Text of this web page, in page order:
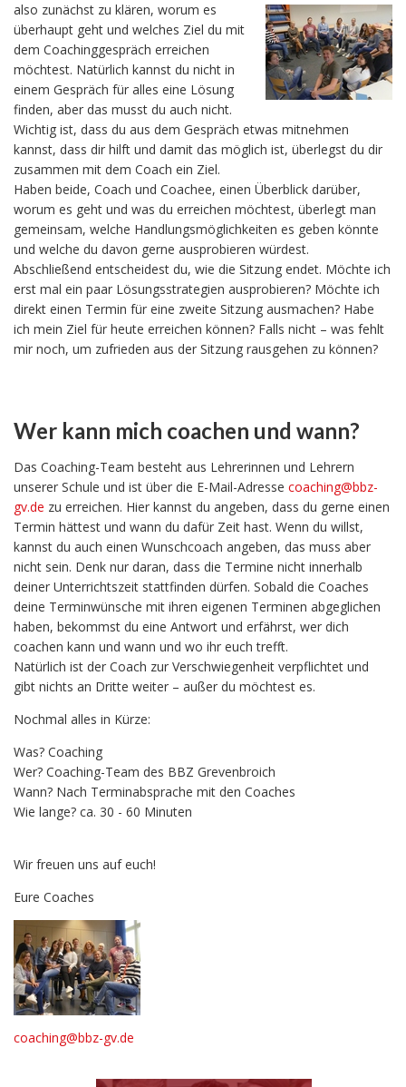
also zunächst zu klären, worum es
überhaupt geht und welches Ziel du mit
dem Coachinggespräch erreichen
möchtest. Natürlich kannst du nicht in
einem Gespräch für alles eine Lösung
finden, aber das musst du auch nicht.
Wichtig ist, dass du aus dem Gespräch etwas mitnehmen
kannst, dass dir hilft und damit das möglich ist, überlegst du dir
zusammen mit dem Coach ein Ziel.
Haben beide, Coach und Coachee, einen Überblick darüber,
worum es geht und was du erreichen möchtest, überlegt man
gemeinsam, welche Handlungsmöglichkeiten es geben könnte
und welche du davon gerne ausprobieren würdest.
Abschließend entscheidest du, wie die Sitzung endet. Möchte ich
erst mal ein paar Lösungsstrategien ausprobieren? Möchte ich
direkt einen Termin für eine zweite Sitzung ausmachen? Habe
ich mein Ziel für heute erreichen können? Falls nicht – was fehlt
mir noch, um zufrieden aus der Sitzung rausgehen zu können?
Wer kann mich coachen und wann?
Das Coaching-Team besteht aus Lehrerinnen und Lehrern
unserer Schule und ist über die E-Mail-Adresse coaching@bbz-
gv.de zu erreichen. Hier kannst du angeben, dass du gerne einen
Termin hättest und wann du dafür Zeit hast. Wenn du willst,
kannst du auch einen Wunschcoach angeben, das muss aber
nicht sein. Denk nur daran, dass die Termine nicht innerhalb
deiner Unterrichtszeit stattfinden dürfen. Sobald die Coaches
deine Terminwünsche mit ihren eigenen Terminen abgeglichen
haben, bekommst du eine Antwort und erfährst, wer dich
coachen kann und wann und wo ihr euch trefft.
Natürlich ist der Coach zur Verschwiegenheit verpflichtet und
gibt nichts an Dritte weiter – außer du möchtest es.
Nochmal alles in Kürze:
Was? Coaching
Wer? Coaching-Team des BBZ Grevenbroich
Wann? Nach Terminabsprache mit den Coaches
Wie lange? ca. 30 - 60 Minuten
Wir freuen uns auf euch!
Eure Coaches
coaching@bbz-gv.de